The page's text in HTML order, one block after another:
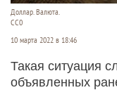
Доллар. Валюта.
CC0
10 марта 2022 в 18:46
Такая ситуация
объявленных